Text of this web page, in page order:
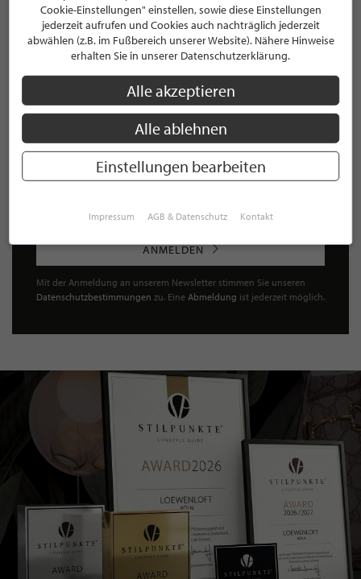
NEWSLETTER
unseren STILPUNKTE®-Newsletter an und profitieren Sie
von exklusivenNeuigkeiten, TrendsundAngeboten
Mit der Anmeldung für unseren Newsletter stimmen Sie
unserenDatenschutzbestimmungenzu. EineAbmeldung
ist jederzeit möglich.
ANMELDEN
Mit der Anmeldung an unserem Newsletter stimmen Sie unseren
Datenschutzbestimmungen zu. Eine Abmeldung ist jederzeit möglich.
Cookie-Einstellungen" einstellen, sowie diese Einstellungen
jederzeit aufrufen und Cookies auch nachträglich jederzeit
abwählen (z.B. im Fußbereich unserer Website). Nähere Hinweise
erhalten Sie in unserer Datenschutzerklärung.
Alle akzeptieren
Alle ablehnen
Einstellungen bearbeiten
Impressum AGB & Datenschutz Kontakt